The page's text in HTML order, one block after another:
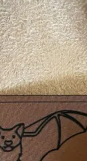
Warenkorb.